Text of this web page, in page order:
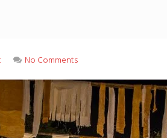
No Comments